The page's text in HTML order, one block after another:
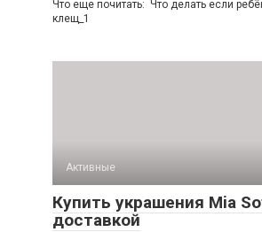
Что еще почитать: Что делать если
клещ_1
Активные
Купить украшения Mia
доставкой